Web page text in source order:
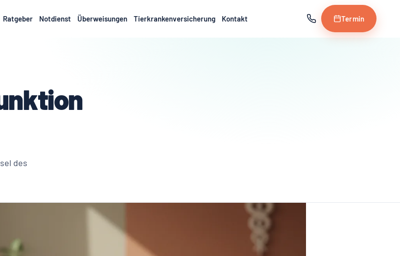
Ratgeber Notdienst Überweisungen Tierkrankenversicherung Kontakt Termin
des